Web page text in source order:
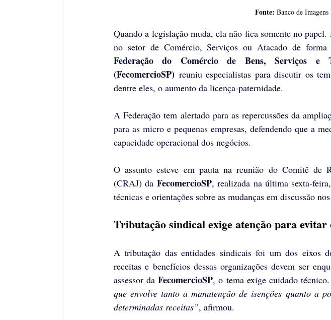
Fonte: Banco de
Quando a legislação muda, ela não fica somente no
Federação do Comércio de Bens, Serviços
(FecomercioSP) reuniu especialistas para discutir os
dentre eles, o aumento da licença-paternidade.
A Federação tem alertado para as repercussões da
para as micro e pequenas empresas, defendendo que a
capacidade operacional dos negócios.
O assunto esteve em pauta na reunião do Comitê de
(CRAJ) da FecomercioSP, realizada na última sexta-
técnicas e orientações sobre as mudanças em discussão
Tributação sindical exige atenção para evitar
A tributação das entidades sindicais foi um dos eixos
receitas e benefícios dessas organizações devem ser
assessor da FecomercioSP, o tema exige cuidado técnico.
que envolve tanto a manutenção de isenções quanto a
determinadas receitas”, afirmou.